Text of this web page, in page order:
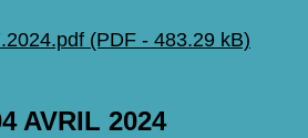
(PDF - 483.29 kB)
AVRIL 2024